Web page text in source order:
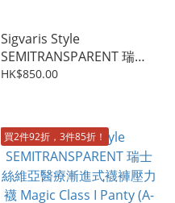
Sigvaris Style
SEMITRANSPARENT 瑞士
絲維亞醫療漸進式四個骨壓
HK$850.00
買2件92折，3件85折！